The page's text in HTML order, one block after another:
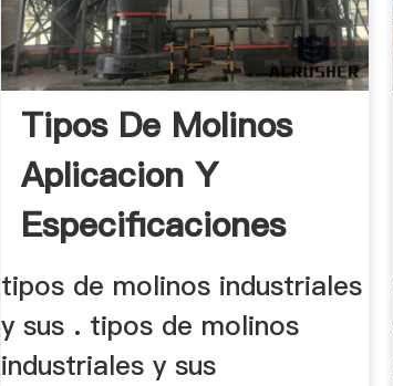
Tipos De Molinos
Aplicacion Y
Especificaciones
tipos de molinos industriales
y sus . tipos de molinos
industriales y sus